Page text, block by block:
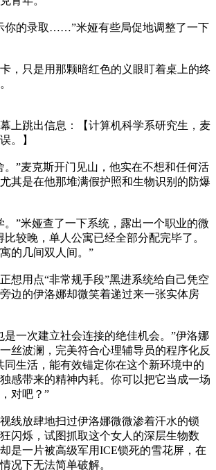
你的录取……”米娅有些局促地调整了一下
，只是用那颗暗红色的义眼盯着桌上的终
上跳出信息：【计算机科学系研究生，麦
。】
。”麦克斯开门见山，他实在不想和任何活
其是在他那堆满假护照和生物识别的防爆
。”米娅查了一下系统，露出一个职业的微
较晚，单人公寓已经全部分配完毕了。
的几间双人间。”
想用点“非常规手段”黑进系统给自己凭空
边的伊洛娜却微笑着递过来一张实体房
是一次建立社会连接的绝佳机会。”伊洛娜
丝波澜，完美符合心理辅导员的程序化反
同生活，能有效锚定你在这个新环境中的
感带来的精神内耗。你可以把它当成一场
对吧？”
线放肆地扫过伊洛娜微微渗着汗水的锁
闪烁，试图抓取这个女人的深层生物数
是一片被高级军用ICE锁死的雪花屏，在
况下无法简单破解。